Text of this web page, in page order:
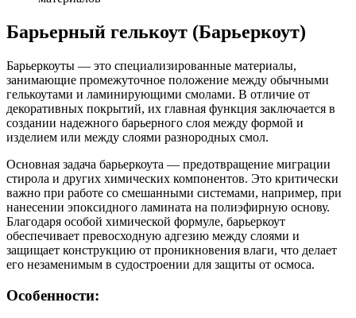
Барьерный гелькоут (Барьеркоут)
Барьеркоуты — это специализированные материалы,
занимающие промежуточное положение между обычными
гелькоутами и ламинирующими смолами. В отличие от
декоративных покрытий, их главная функция заключается в
создании надежного барьерного слоя между формой и
изделием или между слоями разнородных смол.
Основная задача барьеркоута — предотвращение миграции
стирола и других химических компонентов. Это критически
важно при работе со смешанными системами, например, при
нанесении эпоксидного ламината на полиэфирную основу.
Благодаря особой химической формуле, барьеркоут
обеспечивает превосходную адгезию между слоями и
защищает конструкцию от проникновения влаги, что делает
его незаменимым в судостроении для защиты от осмоса.
Особенности: